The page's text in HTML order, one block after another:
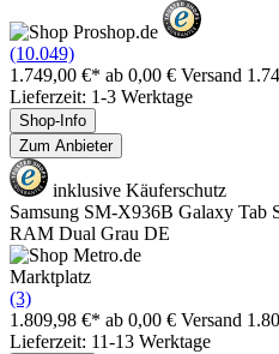
(10.049)
1.749,00 €* ab 0,00 € Versand
Lieferzeit: 1-3 Werktage
Shop-Info
Zum Anbieter
inklusive Käuferschutz
Samsung SM-X936B Galaxy Tab
RAM Dual Grau DE
Marktplatz
(3)
1.809,98 €* ab 0,00 € Versand
Lieferzeit: 11-13 Werktage